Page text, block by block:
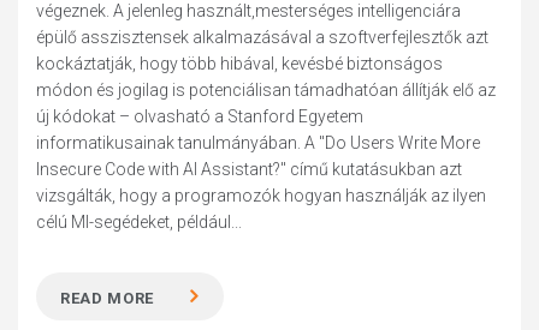
végeznek. A jelenleg használt,mesterséges intelligenciára
épülő asszisztensek alkalmazásával a szoftverfejlesztők azt
kockáztatják, hogy több hibával, kevésbé biztonságos
módon és jogilag is potenciálisan támadhatóan állítják elő az
új kódokat – olvasható a Stanford Egyetem
informatikusainak tanulmányában. A "Do Users Write More
Insecure Code with AI Assistant?" című kutatásukban azt
vizsgálták, hogy a programozók hogyan használják az ilyen
célú MI-segédeket, például...
READ MORE